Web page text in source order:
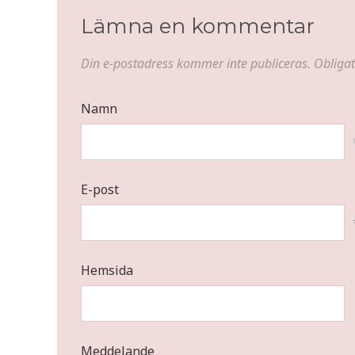
Lämna en kommentar
Din e-postadress kommer inte publiceras.
Namn
E-post
Hemsida
Meddelande